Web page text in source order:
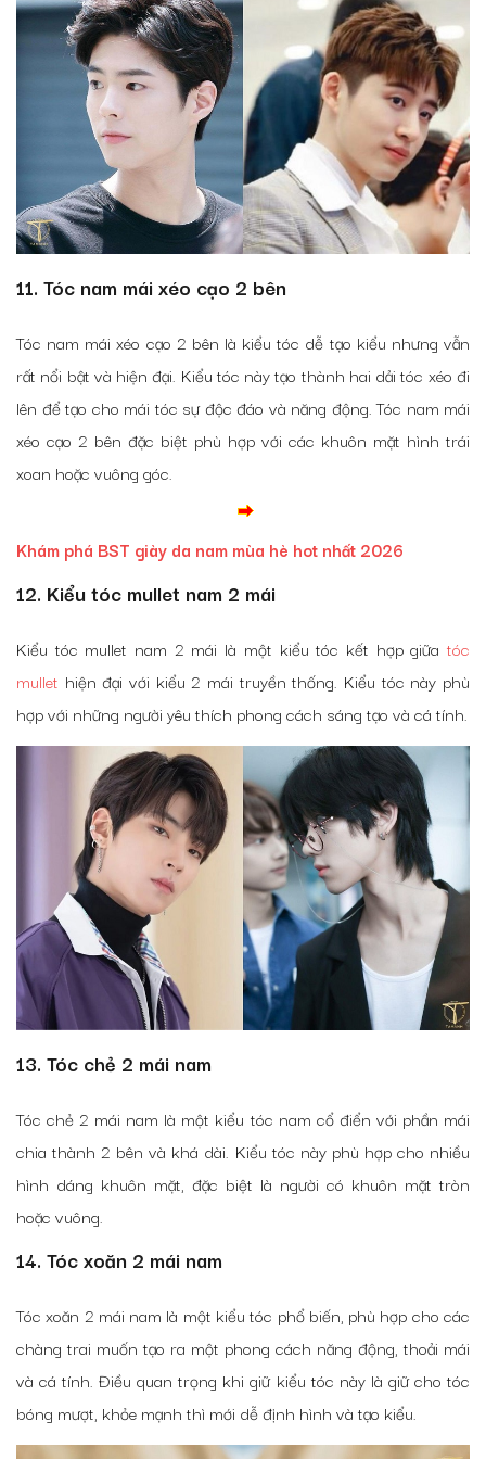
11. Tóc nam mái xéo cạo 2 bên
Tóc nam mái xéo cạo 2 bên là kiểu tóc dễ tạo kiểu nhưng vẫn
rất nổi bật và hiện đại. Kiểu tóc này tạo thành hai dải tóc xéo đi
lên để tạo cho mái tóc sự độc đáo và năng động. Tóc nam mái
xéo cạo 2 bên đặc biệt phù hợp với các khuôn mặt hình trái
xoan hoặc vuông góc.
Khám phá BST giày da nam mùa hè hot nhất 2026
12. Kiểu tóc mullet nam 2 mái
Kiểu tóc mullet nam 2 mái là một kiểu tóc kết hợp giữa tóc
mullet hiện đại với kiểu 2 mái truyền thống. Kiểu tóc này phù
hợp với những người yêu thích phong cách sáng tạo và cá tính.
13. Tóc chẻ 2 mái nam
Tóc chẻ 2 mái nam là một kiểu tóc nam cổ điển với phần mái
chia thành 2 bên và khá dài. Kiểu tóc này phù hợp cho nhiều
hình dáng khuôn mặt, đặc biệt là người có khuôn mặt tròn
hoặc vuông.
14. Tóc xoăn 2 mái nam
Tóc xoăn 2 mái nam là một kiểu tóc phổ biến, phù hợp cho các
chàng trai muốn tạo ra một phong cách năng động, thoải mái
và cá tính. Điều quan trọng khi giữ kiểu tóc này là giữ cho tóc
bóng mượt, khỏe mạnh thì mới dễ định hình và tạo kiểu.